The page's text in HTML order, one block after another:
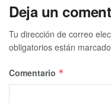
Deja un
Tu dirección de correo
obligatorios están
Comentario *